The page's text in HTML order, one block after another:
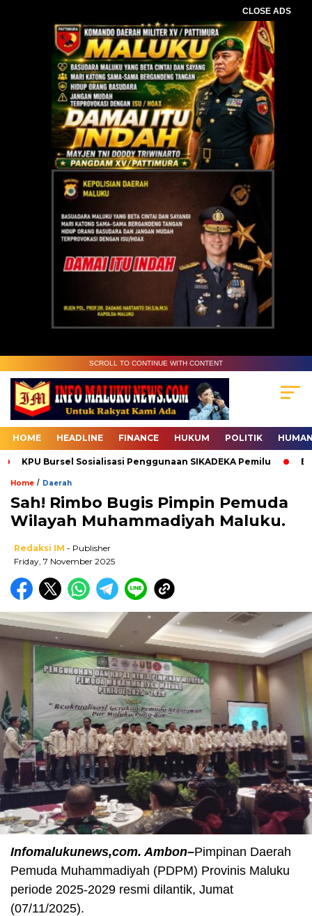
CLOSE ADS
SCROLL TO CONTINUE WITH CONTENT
HOME HEADLINE FINANCE HUKUM POLITIK
Bursel Sosialisasi Penggunaan SIKADEKA Pemilu
Home / Daerah
Sah! Rimbo Bugis Pimpin Pemuda
Wilayah Muhammadiyah Maluku.
Redaksi IM - Publisher
Friday, 7 November 2025
Infomalukunews,com. Ambon–Pimpinan Daerah
Pemuda Muhammadiyah (PDPM) Provinis Maluku
periode 2025-2029 resmi dilantik, Jumat
(07/11/2025).